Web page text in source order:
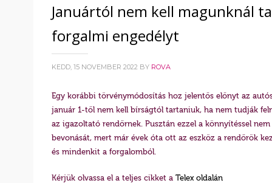
Januártól nem kell magunknál
forgalmi engedélyt
KEDD, 15 NOVEMBER 2022 BY ROVA
Egy korábbi törvénymódosítás hoz jelentős előnyt az
január 1-től nem kell bírságtól tartaniuk, ha nem tudják
az igazoltató rendőrnek. Pusztán ezzel a könnyítéssel
bevonását, mert már évek óta ott az eszköz a rendőrök
és mindenkit a forgalomból.
Kérjük olvassa el a teljes cikket a Telex oldalán